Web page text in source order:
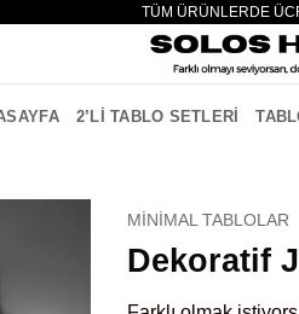
TÜM ÜRÜNLERDE
2’LI TABLO SETLERI
MINIMAL TABLOLAR
Dekoratif